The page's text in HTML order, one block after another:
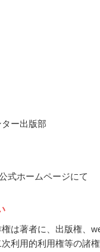
ー出版部
式ホームページにて
は著者に、出版権、
利用的利用権等の諸